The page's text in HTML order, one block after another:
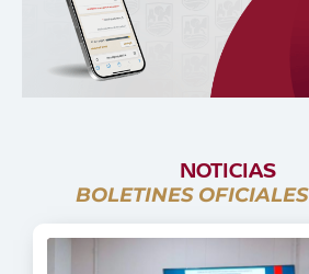
NOTICIAS
BOLETINES OFICIALES